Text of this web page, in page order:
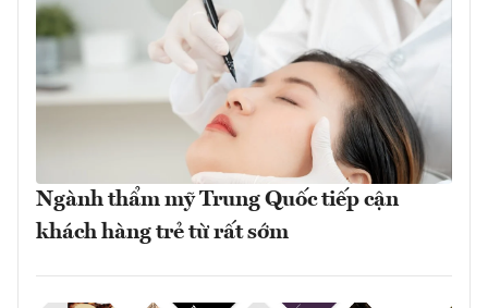
Ngành thẩm mỹ Trung Quốc tiếp cận
khách hàng trẻ từ rất sớm